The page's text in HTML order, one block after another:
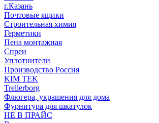
г.Казань
Почтовые ящики
Строительная химия
Герметики
Пена монтажная
Спреи
Уплотнители
Производство Россия
KIM TEK
Trellerborg
Флюгера, украшения для дома
Фурнитура для шкатулок
НЕ В ПРАЙС